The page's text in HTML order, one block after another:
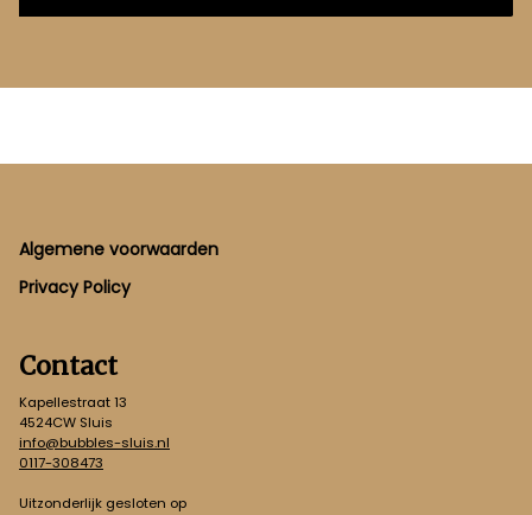
Footer
Algemene voorwaarden
Privacy Policy
Contact
Kapellestraat 13
4524CW Sluis
info@bubbles-sluis.nl
0117-308473
Uitzonderlijk gesloten op